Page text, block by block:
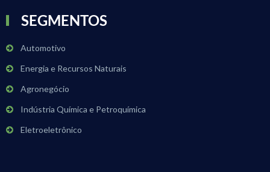
SEGMENTOS
Automotivo
Energia e Recursos Naturais
Agronegócio
Indústria Química e Petroquímica
Eletroeletrônico